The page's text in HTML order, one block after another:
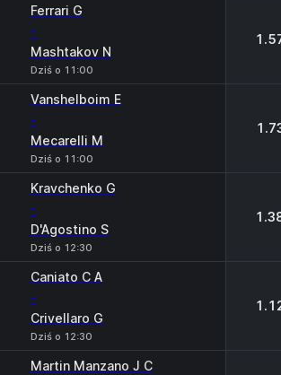
Ferrari G
-
Mashtakov N
Dziś o 11:00
Vanshelboim E
-
Mecarelli M
Dziś o 11:00
Kravchenko G
-
D'Agostino S
Dziś o 12:30
Caniato C A
-
Crivellaro G
Dziś o 12:30
Martin Manzano J C